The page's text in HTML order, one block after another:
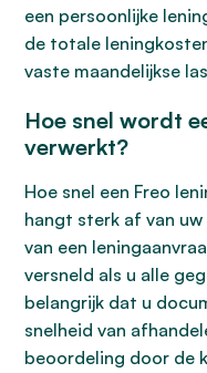
een persoonlijke
de totale
vaste maandelijkse
Hoe snel wordt
verwerkt?
Hoe snel een Freo
hangt sterk af van
van een
versneld als u alle
belangrijk dat u
snelheid van
beoordeling door de